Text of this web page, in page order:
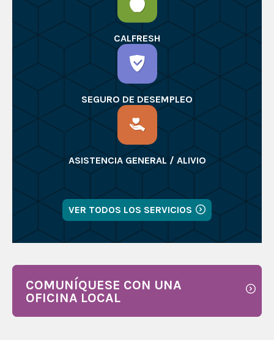
CALFRESH
SEGURO DE DESEMPLEO
ASISTENCIA GENERAL / ALIVIO
VER TODOS LOS SERVICIOS
COMUNÍQUESE CON UNA
OFICINA LOCAL